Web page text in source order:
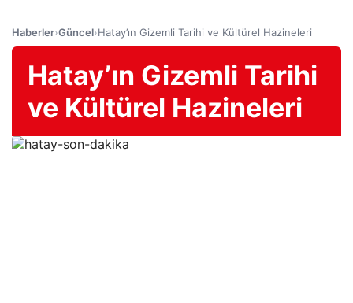
Haberler›Güncel›Hatay’ın Gizemli Tarihi ve Kültürel Hazineleri
Hatay’ın Gizemli Tarihi
ve Kültürel Hazineleri